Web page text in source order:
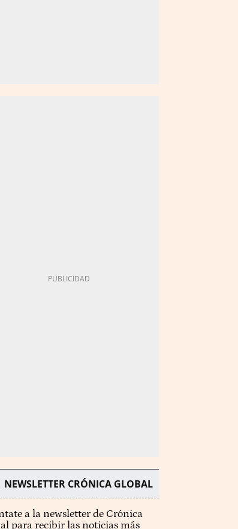
NEWSLETTER CRÓNICA GLOBAL
a la newsletter de Crónica
para recibir las noticias más